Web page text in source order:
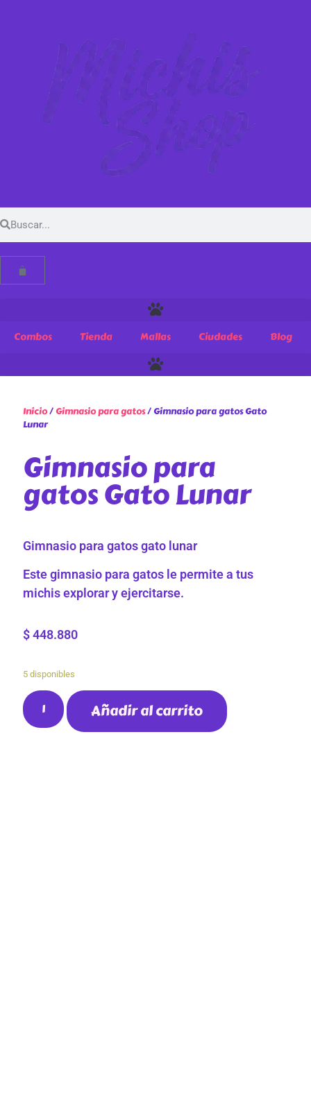
Combos Tienda Mallas Ciudades Blog
Inicio/Gimnasio para gatos/ Gimnasio para gatos Gato
Lunar
Gimnasio para
gatos Gato Lunar
Gimnasio para gatos gato lunar
Este gimnasio para gatos le permite a tus
michis explorar y ejercitarse.
$ 448.880
5 disponibles
Añadir al carrito